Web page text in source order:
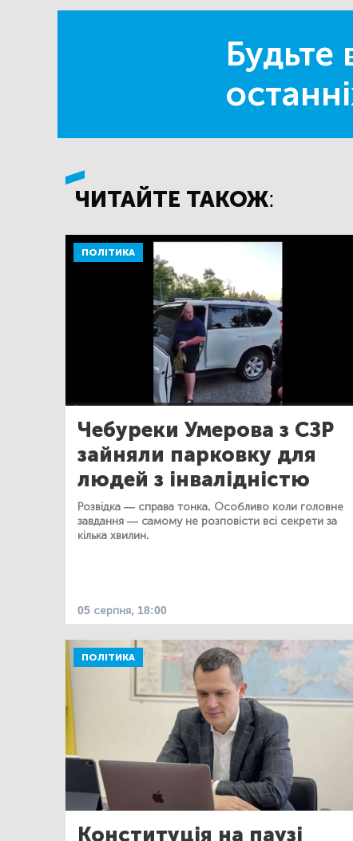
Будьте
ЧИТАЙТЕ ТАКОЖ:
ПОЛІТИКА
Чебуреки Умерова з СЗР
зайняли парковку для
людей з інвалідністю
Розвідка — справа тонка. Особливо коли головне
завдання — самому не розповісти всі секрети за
кілька хвилин.
05 серпня, 18:00
ПОЛІТИКА
Конституція на паузі